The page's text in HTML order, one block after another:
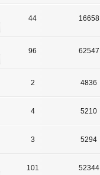
44 16658
96 62547
2 4836
4 5210
3 5294
101 52344